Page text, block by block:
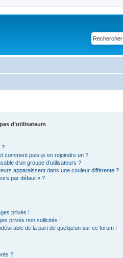
d’utilisateurs
?
comment puis-je en rejoindre un ?
d’un groupe d’utilisateurs ?
apparaissent dans une couleur différente ?
par défaut » ?
privés !
privés non sollicités !
de la part de quelqu’un sur ce forum !
?